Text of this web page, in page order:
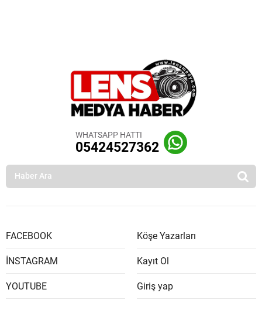
WHATSAPP HATTI
05424527362
FACEBOOK
İNSTAGRAM
YOUTUBE
Köşe Yazarları
Kayıt Ol
Giriş yap